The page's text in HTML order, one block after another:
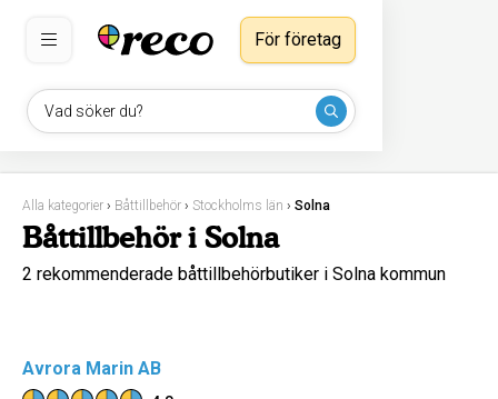
Vad söker du?
För företag
Alla kategorier › Båttillbehör › Stockholms län › Solna
Båttillbehör i Solna
2 rekommenderade båttillbehörbutiker i Solna kommun
Avrora Marin AB